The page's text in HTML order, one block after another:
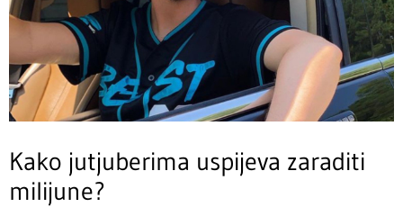
Kako jutjuberima uspijeva zaraditi
milijune?